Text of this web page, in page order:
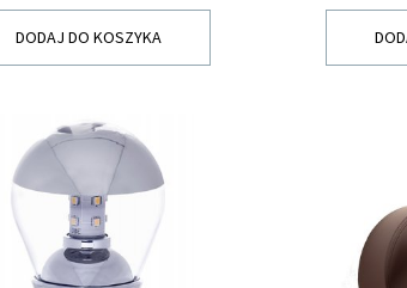
DODAJ DO KOSZYKA